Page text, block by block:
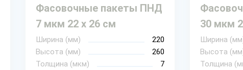
Фасовочные пакеты ПНД
7 мкм 22 х 26 см
Ширина (мм)
220
Высота (мм)
260
Толщина (мкм)
7
30 мкм
Ширина
Высота
Толщина